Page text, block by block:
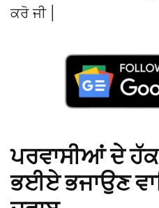
ਕਰੋ ਜੀ |
ਪਰਵਾਸੀਆਂ ਦੇ
ਭਈਏ ਭਜਾਉਣ